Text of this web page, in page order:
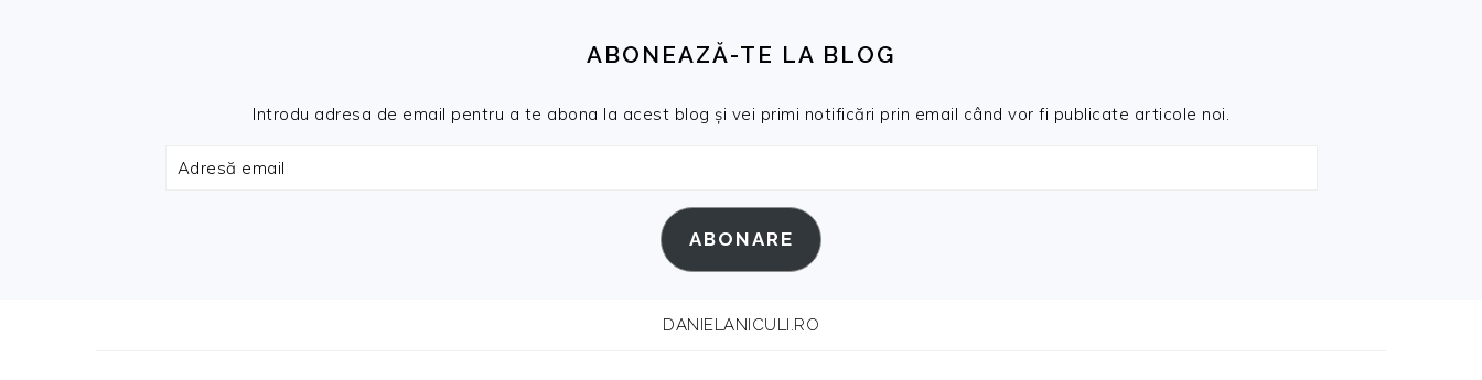
ABONEAZĂ-TE LA BLOG
Introdu adresa de email pentru a te abona la acest blog și vei primi notificări prin email când vor fi publicate articole noi.
Adresă
ABONARE
DANIELANICULI.RO